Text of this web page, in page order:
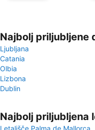
Najbolj priljubljene
Ljubljana
Catania
Olbia
Lizbona
Dublin
Najbolj priljubljena
Letališče Palma de Mallorca